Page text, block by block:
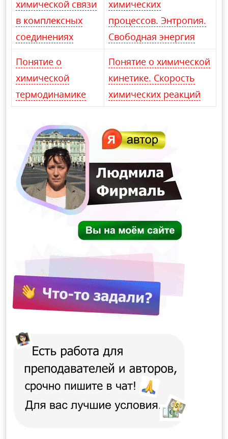
химической связи
в комплексных
соединениях
химических
процессов. Энтропия.
Свободная энергия
Понятие о
химической
термодинамике
Понятие о химической
кинетике. Скорость
химических реакций